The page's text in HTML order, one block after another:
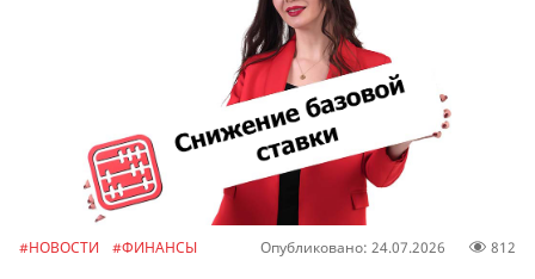
#НОВОСТИ #ФИНАНСЫ Опубликовано: 24.07.2026 812